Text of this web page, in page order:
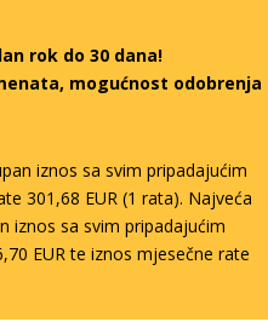
rok do 30 dana!
mogućnost odobrenja
iznos sa svim pripadajućim
301,68 EUR (1 rata). Najveća
iznos sa svim pripadajućim
EUR te iznos mjesečne rate